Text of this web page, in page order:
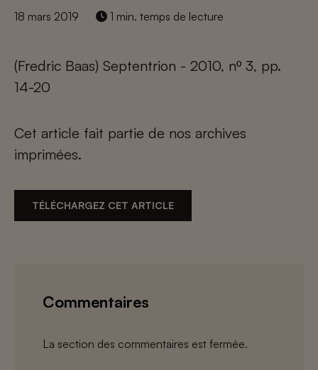
18 mars 2019 1 min. temps de lecture
(Fredric Baas) Septentrion - 2010, nº 3, pp.
14-20
Cet article fait partie de nos archives
imprimées.
TÉLÉCHARGEZ CET ARTICLE
Commentaires
La section des commentaires est fermée.